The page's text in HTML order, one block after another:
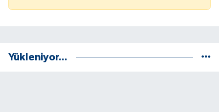
Yükleniyor...